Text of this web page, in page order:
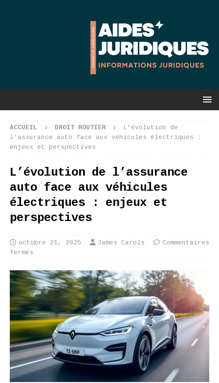
ACCUEIL DROIT ROUTIER
L’évolution de
l’assurance auto face aux véhicules électriques :
enjeux et perspectives
L’évolution de l’assurance
auto face aux véhicules
électriques : enjeux et
perspectives
octobre 21, 2025 James Carols
Commentaires
fermés